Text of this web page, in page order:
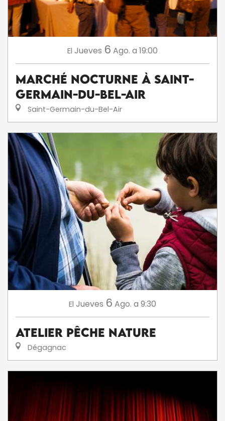
El Jueves 6 Ago. a 19:00
Marché nocturne à Saint-
Germain-du-Bel-Air
Saint-Germain-du-Bel-Air
El Jueves 6 Ago. a 9:30
Atelier Pêche Nature
Dégagnac